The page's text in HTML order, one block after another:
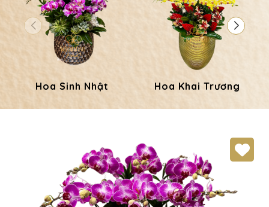
Hoa Sinh Nhật Hoa Khai Trương